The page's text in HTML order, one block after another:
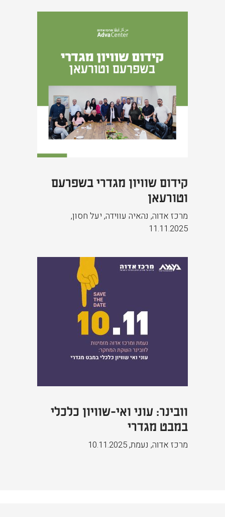
קידום שוויון מגדרי בשפרעם
וטורעאן
מרכז אדוה, נהאיה עווידה, יעל חסון,
11.11.2025
וובינר: עוני ואי-שוויון כלכלי
במבט מגדרי
מרכז אדוה, נעמת,
10.11.2025